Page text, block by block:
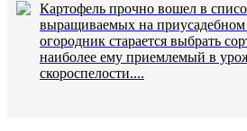
Картофель прочно вошел в
выращиваемых на
огородник старается выбрать
наиболее ему приемлемый в
скороспелости....